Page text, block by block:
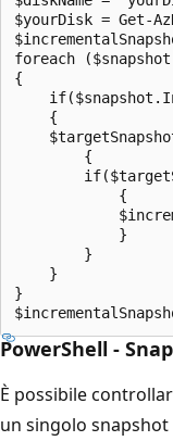
$yourDisk = Get-
foreach
{
    {
        {
            {
            }
        }
    }
}
PowerShell -
È possibile
un singolo